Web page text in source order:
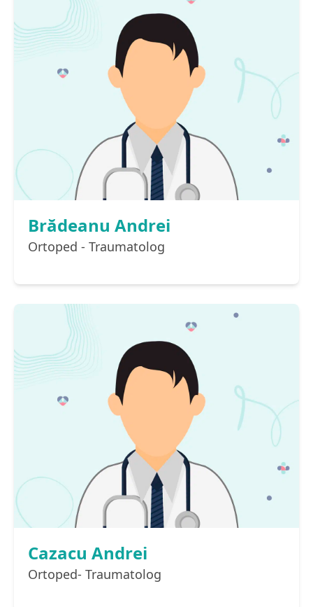
Brădeanu Andrei
Ortoped - Traumatolog
Cazacu Andrei
Ortoped- Traumatolog